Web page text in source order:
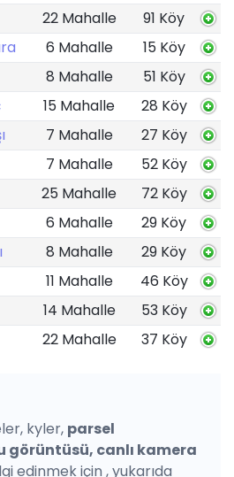
22 Mahalle
91 Köy
6 Mahalle
15 Köy
8 Mahalle
51 Köy
15 Mahalle
28 Köy
7 Mahalle
27 Köy
7 Mahalle
52 Köy
25 Mahalle
72 Köy
6 Mahalle
29 Köy
8 Mahalle
29 Köy
11 Mahalle
46 Köy
14 Mahalle
53 Köy
22 Mahalle 37 Köy
kyler, parsel
görüntüsü, canlı kamera
edinmek için , yukarıda